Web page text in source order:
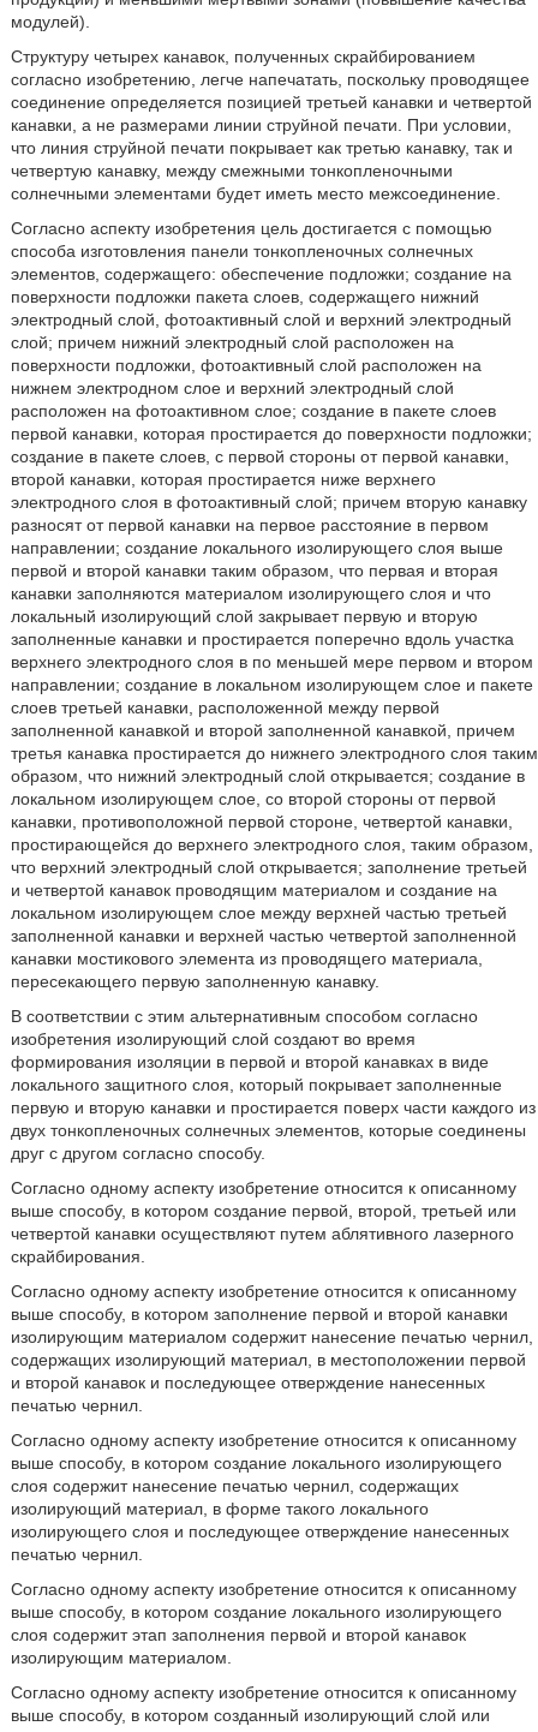
модулей).
Структуру четырех канавок, полученных скрайбированием
согласно изобретению, легче напечатать, поскольку проводящее
соединение определяется позицией третьей канавки и четвертой
канавки, а не размерами линии струйной печати. При условии,
что линия струйной печати покрывает как третью канавку, так и
четвертую канавку, между смежными тонкопленочными
солнечными элементами будет иметь место межсоединение.
Согласно аспекту изобретения цель достигается с помощью
способа изготовления панели тонкопленочных солнечных
элементов, содержащего: обеспечение подложки; создание на
поверхности подложки пакета слоев, содержащего нижний
электродный слой, фотоактивный слой и верхний электродный
слой; причем нижний электродный слой расположен на
поверхности подложки, фотоактивный слой расположен на
нижнем электродном слое и верхний электродный слой
расположен на фотоактивном слое; создание в пакете слоев
первой канавки, которая простирается до поверхности подложки;
создание в пакете слоев, с первой стороны от первой канавки,
второй канавки, которая простирается ниже верхнего
электродного слоя в фотоактивный слой; причем вторую канавку
разносят от первой канавки на первое расстояние в первом
направлении; создание локального изолирующего слоя выше
первой и второй канавки таким образом, что первая и вторая
канавки заполняются материалом изолирующего слоя и что
локальный изолирующий слой закрывает первую и вторую
заполненные канавки и простирается поперечно вдоль участка
верхнего электродного слоя в по меньшей мере первом и втором
направлении; создание в локальном изолирующем слое и пакете
слоев третьей канавки, расположенной между первой
заполненной канавкой и второй заполненной канавкой, причем
третья канавка простирается до нижнего электродного слоя таким
образом, что нижний электродный слой открывается; создание в
локальном изолирующем слое, со второй стороны от первой
канавки, противоположной первой стороне, четвертой канавки,
простирающейся до верхнего электродного слоя, таким образом,
что верхний электродный слой открывается; заполнение третьей
и четвертой канавок проводящим материалом и создание на
локальном изолирующем слое между верхней частью третьей
заполненной канавки и верхней частью четвертой заполненной
канавки мостикового элемента из проводящего материала,
пересекающего первую заполненную канавку.
В соответствии с этим альтернативным способом согласно
изобретения изолирующий слой создают во время
формирования изоляции в первой и второй канавках в виде
локального защитного слоя, который покрывает заполненные
первую и вторую канавки и простирается поверх части каждого из
двух тонкопленочных солнечных элементов, которые соединены
друг с другом согласно способу.
Согласно одному аспекту изобретение относится к описанному
выше способу, в котором создание первой, второй, третьей или
четвертой канавки осуществляют путем аблятивного лазерного
скрайбирования.
Согласно одному аспекту изобретение относится к описанному
выше способу, в котором заполнение первой и второй канавки
изолирующим материалом содержит нанесение печатью чернил,
содержащих изолирующий материал, в местоположении первой
и второй канавок и последующее отверждение нанесенных
печатью чернил.
Согласно одному аспекту изобретение относится к описанному
выше способу, в котором создание локального изолирующего
слоя содержит нанесение печатью чернил, содержащих
изолирующий материал, в форме такого локального
изолирующего слоя и последующее отверждение нанесенных
печатью чернил.
Согласно одному аспекту изобретение относится к описанному
выше способу, в котором создание локального изолирующего
слоя содержит этап заполнения первой и второй канавок
изолирующим материалом.
Согласно одному аспекту изобретение относится к описанному
выше способу, в котором созданный изолирующий слой или